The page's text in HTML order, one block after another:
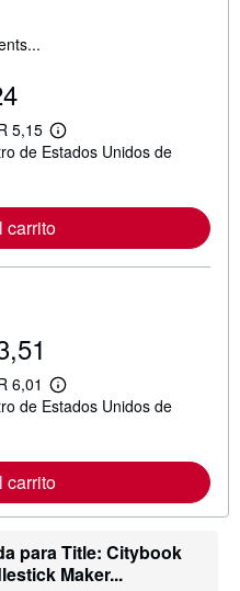
5,15
M
á
r
m
o
b
r
a
a
f
a
de Estados Unidos de
carrito
6,01
M
á
r
m
c
de Estados Unidos de
carrito
para Title: Citybook
Maker...